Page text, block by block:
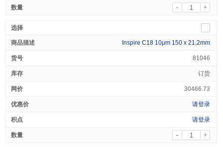
- +
Inspire C18 10μm 150 x 21.2mm
81046
订货
30466.73
请登录
请登录
- +